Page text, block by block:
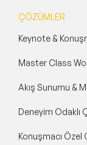
ÇÖZÜMLER
Keynote &
Master Class
Akış Sunumu &
Deneyim Odaklı
Konuşmacı Özel